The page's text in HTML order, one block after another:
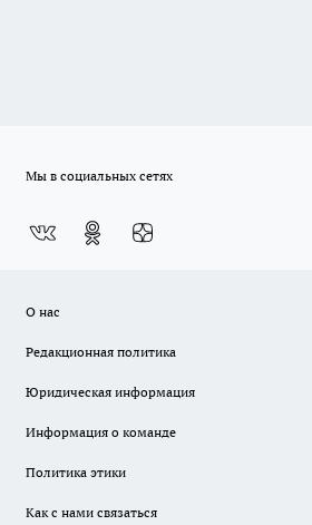
Мы в социальных сетях
О нас
Редакционная политика
Юридическая информация
Информация о команде
Политика этики
Как с нами связаться